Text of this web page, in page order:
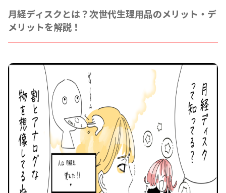
月経ディスクとは？次世代生理用品のメリット・デ
メリットを解説！